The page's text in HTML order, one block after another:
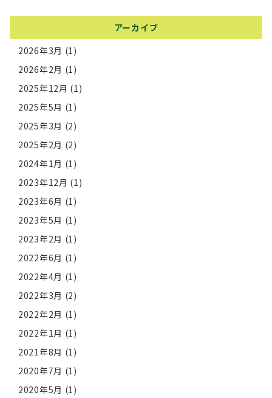
アーカイブ
2026年3月 (1)
2026年2月 (1)
2025年12月 (1)
2025年5月 (1)
2025年3月 (2)
2025年2月 (2)
2024年1月 (1)
2023年12月 (1)
2023年6月 (1)
2023年5月 (1)
2023年2月 (1)
2022年6月 (1)
2022年4月 (1)
2022年3月 (2)
2022年2月 (1)
2022年1月 (1)
2021年8月 (1)
2020年7月 (1)
2020年5月 (1)